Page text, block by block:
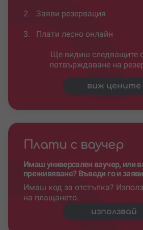
2. Заяви резервация
3. Плати лесно онлайн
Ще видиш следващите
потвърждаване на
виж цените
Плати с ваучер
Имаш универсален ваучер, или
преживяване? Въведи го и
Имаш код за отстъпка?
на плащането.
използвай